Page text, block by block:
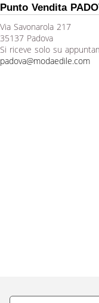
Punto Vendita
Via Savonarola 217
35137 Padova
Si riceve solo su
padova@modaedile.com